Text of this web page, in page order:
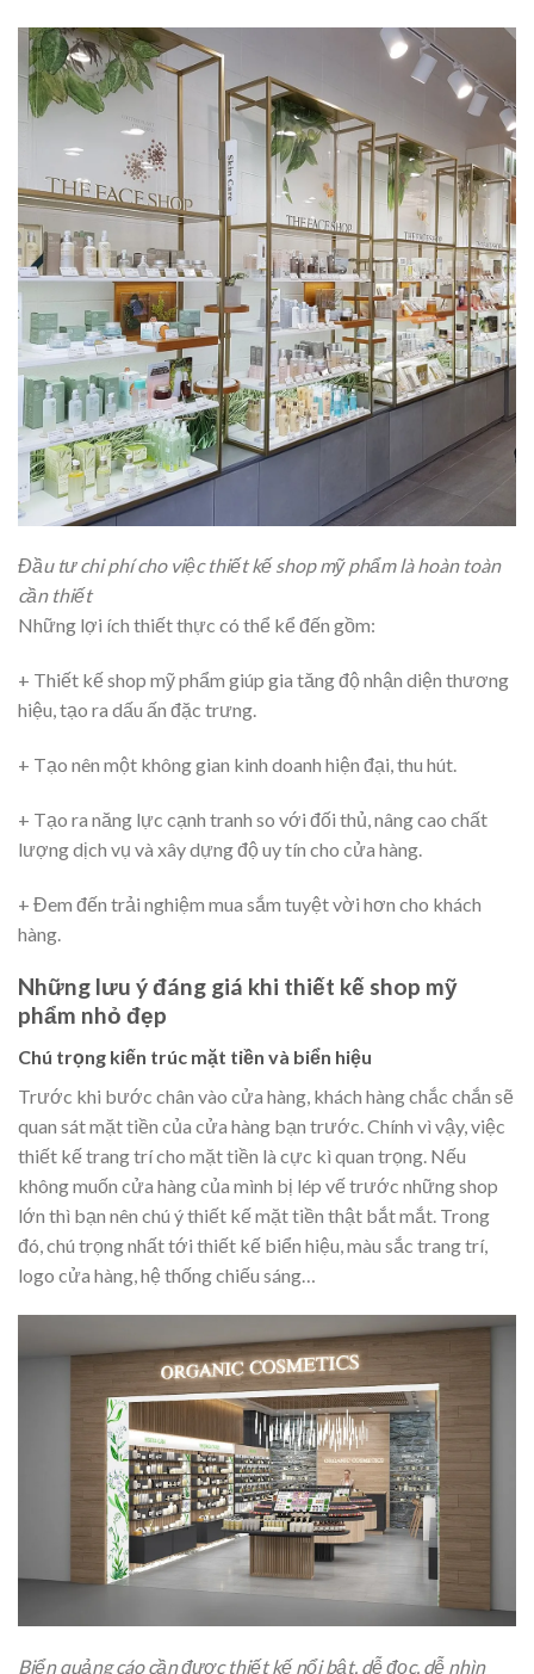
Đầu tư chi phí cho việc thiết kế shop mỹ phẩm là hoàn toàn
cần thiết
Những lợi ích thiết thực có thể kể đến gồm:
+ Thiết kế shop mỹ phẩm giúp gia tăng độ nhận diện thương
hiệu, tạo ra dấu ấn đặc trưng.
+ Tạo nên một không gian kinh doanh hiện đại, thu hút.
+ Tạo ra năng lực cạnh tranh so với đối thủ, nâng cao chất
lượng dịch vụ và xây dựng độ uy tín cho cửa hàng.
+ Đem đến trải nghiệm mua sắm tuyệt vời hơn cho khách
hàng.
Những lưu ý đáng giá khi thiết kế shop mỹ
phẩm nhỏ đẹp
Chú trọng kiến trúc mặt tiền và biển hiệu
Trước khi bước chân vào cửa hàng, khách hàng chắc chắn sẽ
quan sát mặt tiền của cửa hàng bạn trước. Chính vì vậy, việc
thiết kế trang trí cho mặt tiền là cực kì quan trọng. Nếu
không muốn cửa hàng của mình bị lép vế trước những shop
lớn thì bạn nên chú ý thiết kế mặt tiền thật bắt mắt. Trong
đó, chú trọng nhất tới thiết kế biển hiệu, màu sắc trang trí,
logo cửa hàng, hệ thống chiếu sáng…
Biển quảng cáo cần được thiết kế nổi bật, dễ đọc, dễ nhìn